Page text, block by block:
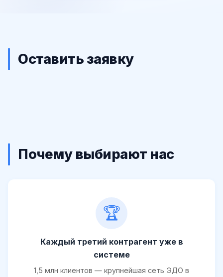
Оставить заявку
Почему выбирают нас
🏆
Каждый третий контрагент уже в
системе
1,5 млн клиентов — крупнейшая сеть ЭДО в